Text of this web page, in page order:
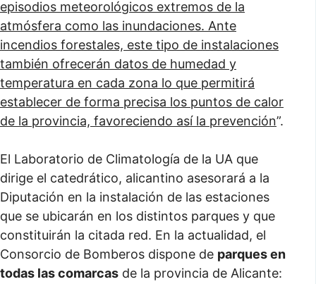
episodios meteorológicos extremos de la
atmósfera como las inundaciones. Ante
incendios forestales, este tipo de instalaciones
también ofrecerán datos de humedad y
temperatura en cada zona lo que permitirá
establecer de forma precisa los puntos de calor
de la provincia, favoreciendo así la prevención”.
El Laboratorio de Climatología de la UA que
dirige el catedrático, alicantino asesorará a la
Diputación en la instalación de las estaciones
que se ubicarán en los distintos parques y que
constituirán la citada red. En la actualidad, el
Consorcio de Bomberos dispone de parques en
todas las comarcas de la provincia de Alicante: